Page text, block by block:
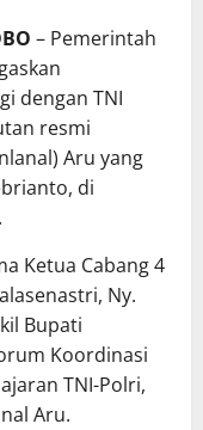
– Pemerintah
dengan TNI
resmi
Aru yang
di
Ketua Cabang 4
Ny.
Bupati
Koordinasi
TNI-Polri,
Aru.